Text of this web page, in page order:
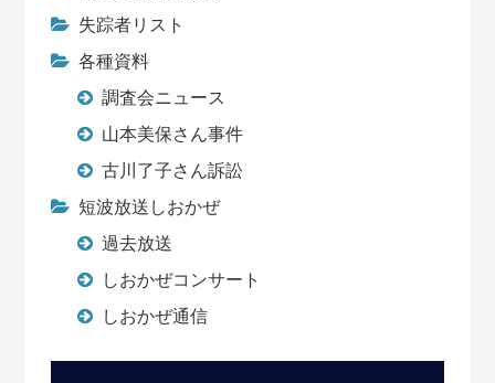
失踪者リスト
各種資料
調査会ニュース
山本美保さん事件
古川了子さん訴訟
短波放送しおかぜ
過去放送
しおかぜコンサート
しおかぜ通信